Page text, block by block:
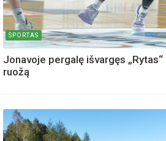
SPORTAS
Jonavoje pergalę išvargęs
ruožą